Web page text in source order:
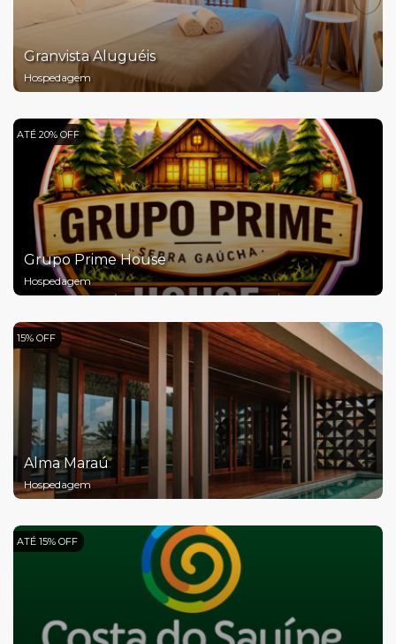
Granvista Aluguéis
Hospedagem
ATÉ 20% OFF
Grupo Prime House
Hospedagem
15% OFF
Alma Maraú
Hospedagem
ATÉ 15% OFF